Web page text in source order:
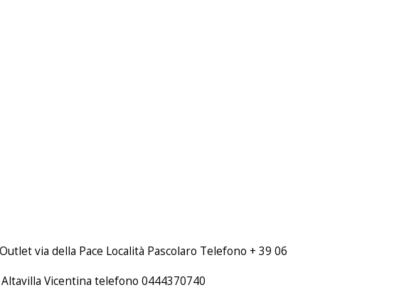
via della Pace Località Pascolaro Telefono + 39 06
Vicentina telefono 0444370740